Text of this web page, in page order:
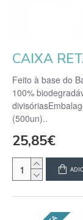
Feito à base do
100%
(500un)..
25,85€